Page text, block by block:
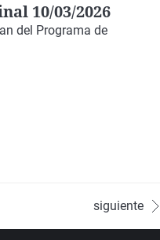
10/03/2026
del Programa de
siguiente